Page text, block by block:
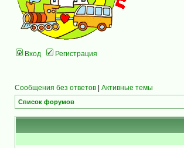
Вход Регистрация
Сообщения без ответов | Активные темы
Список форумов